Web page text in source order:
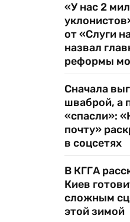
«У нас 2
от «Слуги
назвал
реформы
Сначала
шваброй, а
«спасли»:
почту»
в соцсетях
В КГГА
Киев
сложным
этой зимой